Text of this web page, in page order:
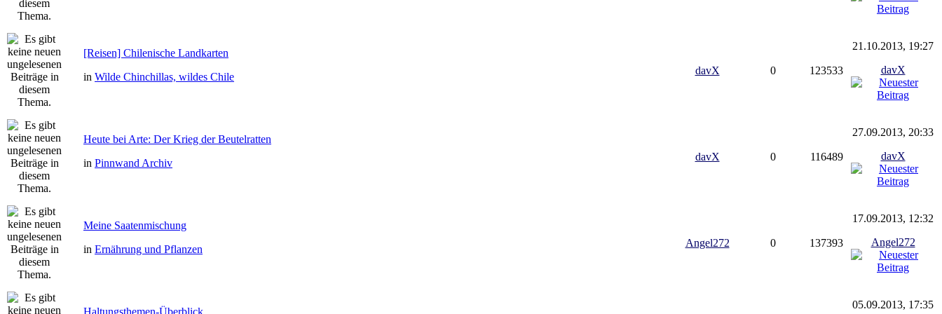
[Reisen] Chilenische Landkarten
in Wilde Chinchillas, wildes Chile
davX 0 123533
21.10.2013, 19:27
davX
Heute bei Arte: Der Krieg der Beutelratten
in Pinnwand Archiv
davX 0 116489
27.09.2013, 20:33
davX
Meine Saatenmischung
in Ernährung und Pflanzen
Angel272 0 137393
17.09.2013, 12:32
Angel272
Haltungsthemen-Überblick
05.09.2013, 17:35